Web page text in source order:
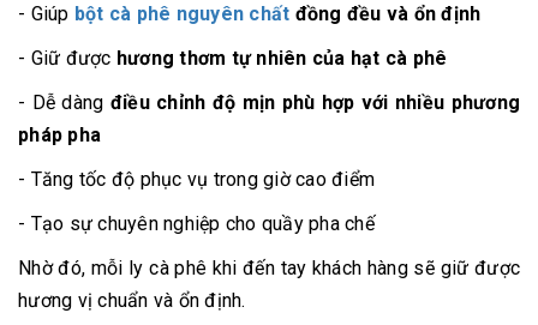
- Giúp bột cà phê nguyên chất đồng đều và ổn định
- Giữ được hương thơm tự nhiên của hạt cà phê
- Dễ dàng điều chỉnh độ mịn phù hợp với nhiều phương
pháp pha
- Tăng tốc độ phục vụ trong giờ cao điểm
- Tạo sự chuyên nghiệp cho quầy pha chế
Nhờ đó, mỗi ly cà phê khi đến tay khách hàng sẽ giữ được
hương vị chuẩn và ổn định.